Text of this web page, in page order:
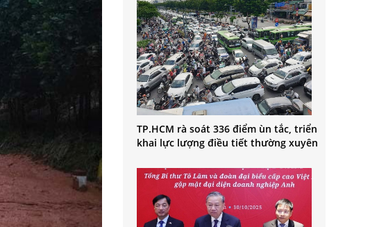
TP.HCM rà soát 336 điểm ùn tắc, triển
khai lực lượng điều tiết thường xuyên